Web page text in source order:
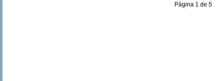
Página 1 de 5